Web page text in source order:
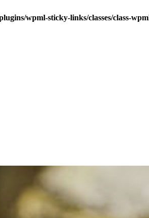
wpml-sticky-links/classes/class-